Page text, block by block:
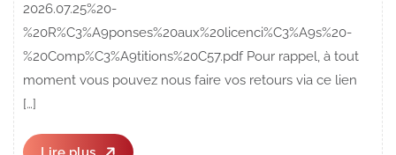
2026.07.25%20-
%20R%C3%A9ponses%20aux%20licenci%C3%A9s%20-
%20Comp%C3%A9titions%20C57.pdf Pour rappel, à tout
moment vous pouvez nous faire vos retours via ce lien
[…]
Lire